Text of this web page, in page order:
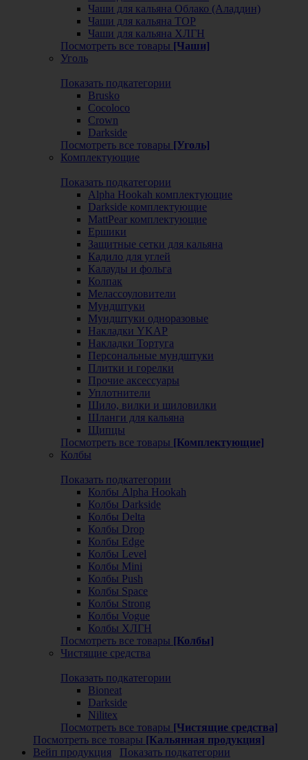
Чаши для кальяна Облако (Аладдин)
Чаши для кальяна ТОР
Чаши для кальяна ХЛГН
Посмотреть все товары [Чаши]
Уголь
Показать подкатегории
Brusko
Cocoloco
Crown
Darkside
Посмотреть все товары [Уголь]
Комплектующие
Показать подкатегории
Alpha Hookah комплектующие
Darkside комплектующие
MattPear комплектующие
Ершики
Защитные сетки для кальяна
Кадило для углей
Калауды и фольга
Колпак
Мелассоуловители
Мундштуки
Мундштуки одноразовые
Накладки YKAP
Накладки Тортуга
Персональные мундштуки
Плитки и горелки
Прочие аксессуары
Уплотнители
Шило, вилки и шиловилки
Шланги для кальяна
Щипцы
Посмотреть все товары [Комплектующие]
Колбы
Показать подкатегории
Колбы Alpha Hookah
Колбы Darkside
Колбы Delta
Колбы Drop
Колбы Edge
Колбы Level
Колбы Mini
Колбы Push
Колбы Space
Колбы Strong
Колбы Vogue
Колбы ХЛГН
Посмотреть все товары [Колбы]
Чистящие средства
Показать подкатегории
Bioneat
Darkside
Nilitex
Посмотреть все товары [Чистящие средства]
Посмотреть все товары [Кальянная продукция]
Вейп продукция
Показать подкатегории